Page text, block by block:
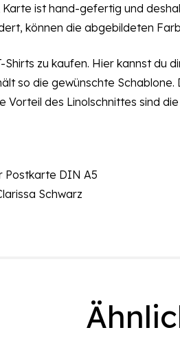
ist hand-gefertig und
können die abgebildeten
Shirts zu kaufen. Hier kannst du
so die gewünschte
Vorteil des Linolschnittes sind
Postkarte DIN A5
Schwarz